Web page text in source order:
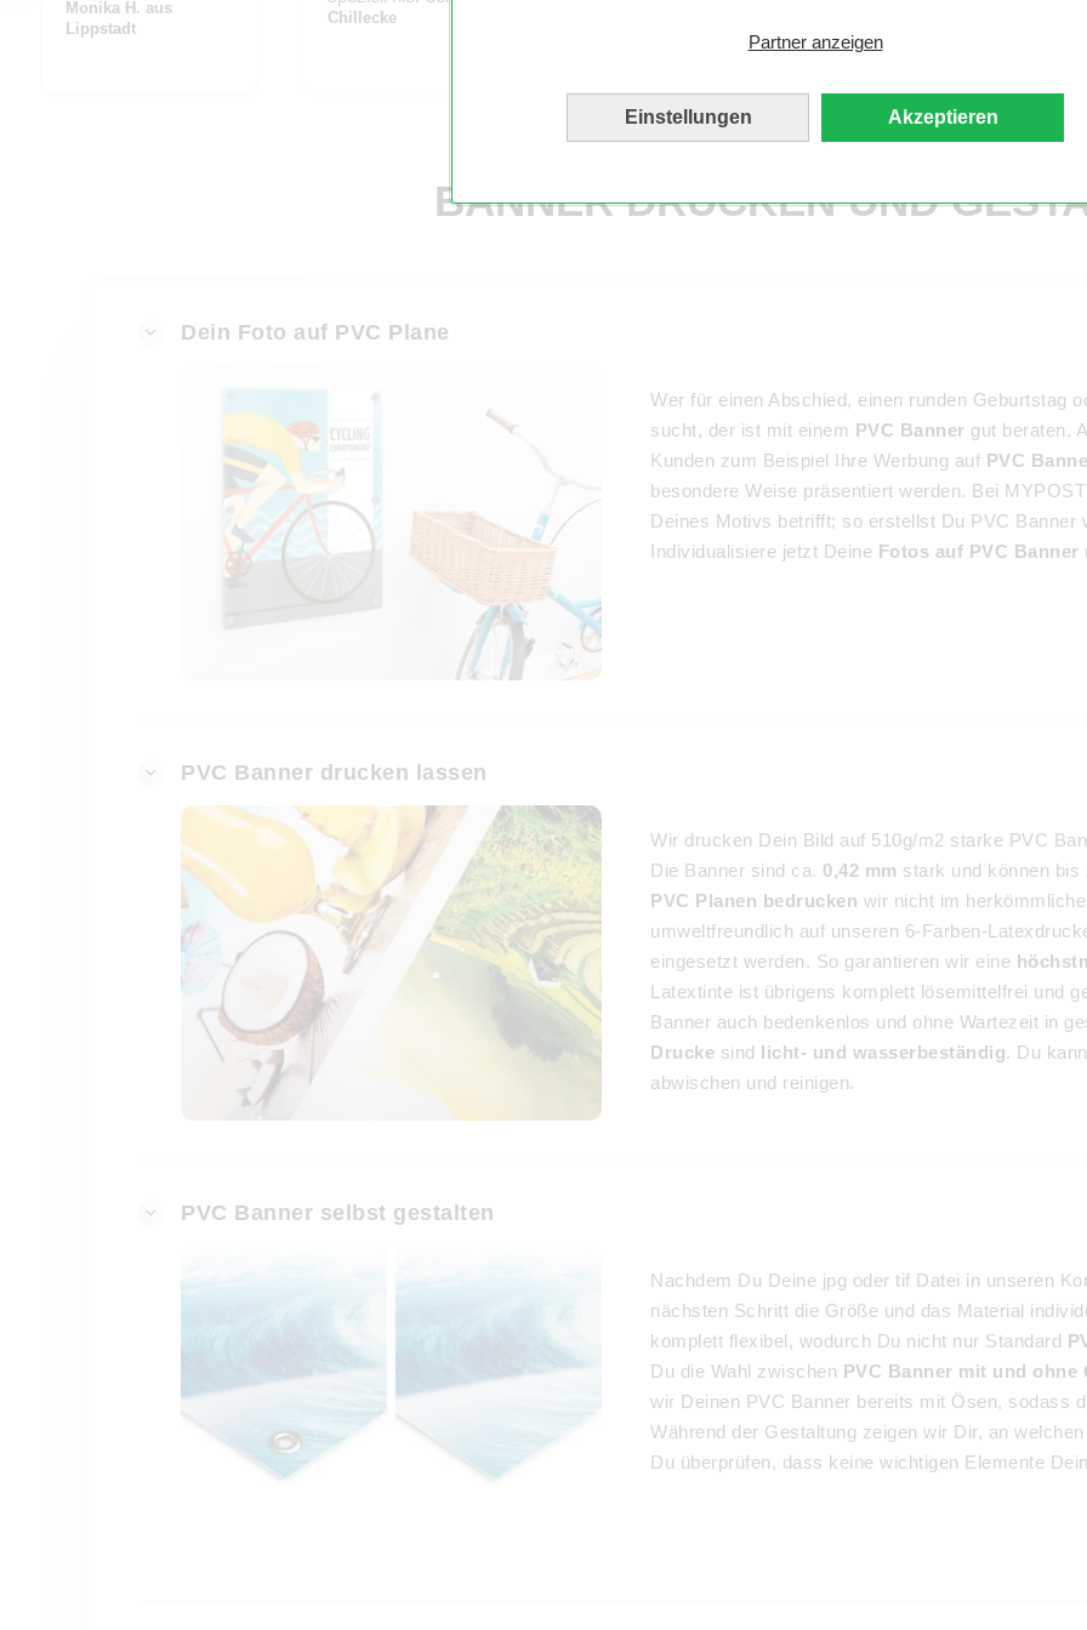
Partner anzeigen
Einstellungen Akzeptieren
ebenfalls begeistert
davon.
Monika H. aus
Lippstadt
Darßer Leuchtturm.
Chillecke
BANNER DRUCKEN UND
Dein Foto auf PVC Plane
Wer für einen Abschied, einen runden Geburtstag
sucht, der ist mit einem PVC Banner gut beraten.
Kunden zum Beispiel Ihre Werbung auf PVC
besondere Weise präsentiert werden. Bei
Deines Motivs betrifft; so erstellst Du PVC Banner
Individualisiere jetzt Deine Fotos auf PVC Banner
PVC Banner drucken lassen
Wir drucken Dein Bild auf 510g/m2 starke PVC
Die Banner sind ca. 0,42 mm stark und können
PVC Planen bedrucken wir nicht im
umweltfreundlich auf unseren 6-Farben-
eingesetzt werden. So garantieren wir eine
Latextinte ist übrigens komplett lösemittelfrei und
Banner auch bedenkenlos und ohne Wartezeit in
Drucke sind licht- und wasserbeständig. Du
abwischen und reinigen.
PVC Banner selbst gestalten
Nachdem Du Deine jpg oder tif Datei in unseren
nächsten Schritt die Größe und das Material
komplett flexibel, wodurch Du nicht nur Standard
Du die Wahl zwischen PVC Banner mit und ohne
wir Deinen PVC Banner bereits mit Ösen, sodass
Während der Gestaltung zeigen wir Dir, an
Du überprüfen, dass keine wichtigen Elemente